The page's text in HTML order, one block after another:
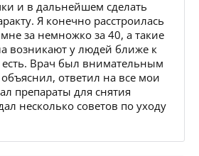
и в дальнейшем сделать
Я конечно расстроилась
за немножко за 40, а такие
возникают у людей ближе к
есть. Врач был внимательным
ответил на все мои
препараты для снятия
несколько советов по уходу